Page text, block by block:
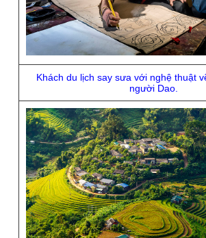
Khách du lịch say sưa với nghệ thuật
người Dao.